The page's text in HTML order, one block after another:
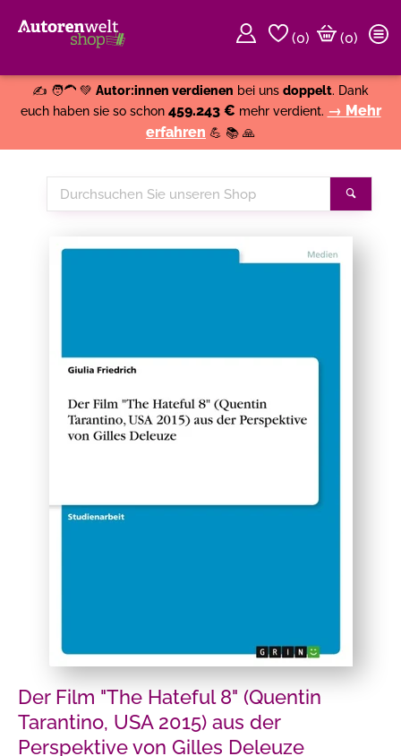
(0)
(0)
✍️ 🧑‍🦱 💚 Autor:innen verdienen bei uns doppelt. Dank
euch haben sie so schon 459.243 € mehr verdient. → Mehr
erfahren 💪 📚 🙏
Durchsuchen
Sie
Shop
Der Film "The Hateful 8" (Quentin
Tarantino, USA 2015) aus der
Perspektive von Gilles Deleuze